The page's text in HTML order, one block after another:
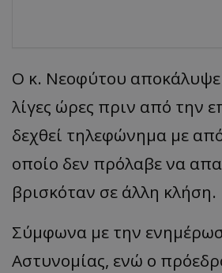
Ο κ. Νεοφύτου αποκάλυψε
λίγες ώρες πριν από την
δεχθεί τηλεφώνημα με
οποίο δεν πρόλαβε να
βρισκόταν σε άλλη κλήση.
Σύμφωνα με την
Αστυνομίας, ενώ ο